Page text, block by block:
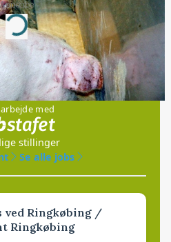
med
stillinger
Se alle jobs
ved Ringkøbing /
Ringkøbing